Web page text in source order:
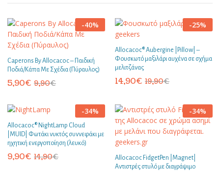
-40%
Caperons By Allocacoc – Παιδική
Ποδιά/Κάπα Με Σχέδια (Πύραυλος)
5,90€ 9,90€
-25%
Allocacoc® Aubergine |Pillow| –
Φουσκωτό μαξιλάρι αυχένα σε σχήμα
μελιτζάνας
14,90€ 19,90€
-34%
Allocacoc® NightLamp Cloud
|MUID| Φωτάκι νυκτός συννεφάκι με
ηχητική ενεργοποίηση (λευκό)
9,90€ 14,90€
-34%
Allocacoc FidgetPen |Magnet|
Αντιστρές στυλό με διαγράψιμο